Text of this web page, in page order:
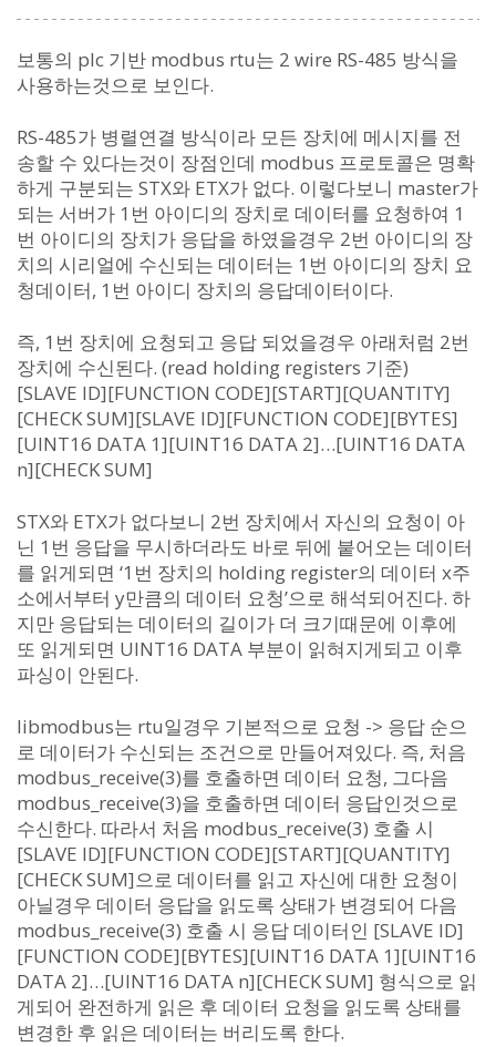
보통의 plc 기반 modbus rtu는 2 wire RS-485 방식을
사용하는것으로 보인다.
RS-485가 병렬연결 방식이라 모든 장치에 메시지를 전
송할 수 있다는것이 장점인데 modbus 프로토콜은 명확
하게 구분되는 STX와 ETX가 없다. 이렇다보니 master가
되는 서버가 1번 아이디의 장치로 데이터를 요청하여 1
번 아이디의 장치가 응답을 하였을경우 2번 아이디의 장
치의 시리얼에 수신되는 데이터는 1번 아이디의 장치 요
청데이터, 1번 아이디 장치의 응답데이터이다.
즉, 1번 장치에 요청되고 응답 되었을경우 아래처럼 2번
장치에 수신된다. (read holding registers 기준)
[SLAVE ID][FUNCTION CODE][START][QUANTITY]
[CHECK SUM][SLAVE ID][FUNCTION CODE][BYTES]
[UINT16 DATA 1][UINT16 DATA 2]…[UINT16 DATA
n][CHECK SUM]
STX와 ETX가 없다보니 2번 장치에서 자신의 요청이 아
닌 1번 응답을 무시하더라도 바로 뒤에 붙어오는 데이터
를 읽게되면 ‘1번 장치의 holding register의 데이터 x주
소에서부터 y만큼의 데이터 요청’으로 해석되어진다. 하
지만 응답되는 데이터의 길이가 더 크기때문에 이후에
또 읽게되면 UINT16 DATA 부분이 읽혀지게되고 이후
파싱이 안된다.
libmodbus는 rtu일경우 기본적으로 요청 -> 응답 순으
로 데이터가 수신되는 조건으로 만들어져있다. 즉, 처음
modbus_receive(3)를 호출하면 데이터 요청, 그다음
modbus_receive(3)을 호출하면 데이터 응답인것으로
수신한다. 따라서 처음 modbus_receive(3) 호출 시
[SLAVE ID][FUNCTION CODE][START][QUANTITY]
[CHECK SUM]으로 데이터를 읽고 자신에 대한 요청이
아닐경우 데이터 응답을 읽도록 상태가 변경되어 다음
modbus_receive(3) 호출 시 응답 데이터인 [SLAVE ID]
[FUNCTION CODE][BYTES][UINT16 DATA 1][UINT16
DATA 2]…[UINT16 DATA n][CHECK SUM] 형식으로 읽
게되어 완전하게 읽은 후 데이터 요청을 읽도록 상태를
변경한 후 읽은 데이터는 버리도록 한다.